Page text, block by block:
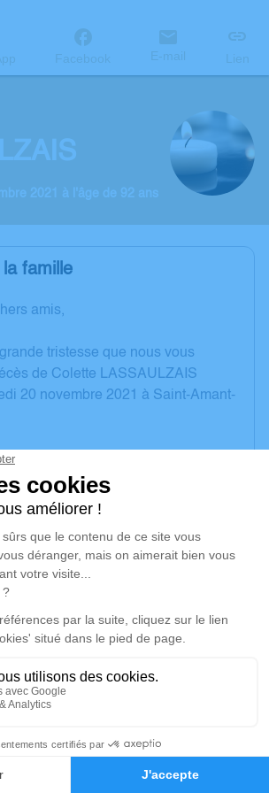
Hommages
Facebook E-mail Lien
2021 à l'âge de 92 ans
famille
amis,
tristesse que nous vous
de Colette LASSAULZAIS
20 novembre 2021 à Saint-Amant-
à utiliser cet espace pour laisser
partager des photos souvenirs,
exprimer vos pensées à travers des
à honorer la mémoire de Colette
2021 à 15h00
Verte